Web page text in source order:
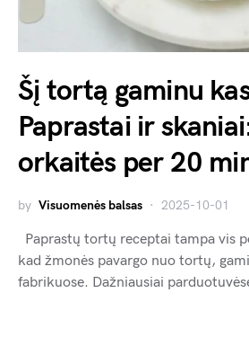
Šį tortą gaminu
Paprastai ir
orkaitės per 20
by Visuomenės balsas 2025-10-01
Paprastų tortų receptai tampa vis
kad žmonės pavargo nuo tortų,
fabrikuose. Dažniausiai